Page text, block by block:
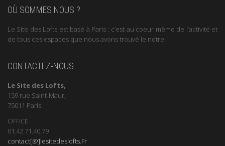
OÙ SOMMES NOUS ?
Le Site des Lofts est basé à Paris : c’est au coeur même de l’activité et
de tous ces espaces que nous avons trouvé le notre.
CONTACTEZ-NOUS
Le Site des Lofts,
159 rue Saint-Maur,
75011 Paris
OFFICE
01.42.71.40.79
contact[@]lesitedeslofts.Fr